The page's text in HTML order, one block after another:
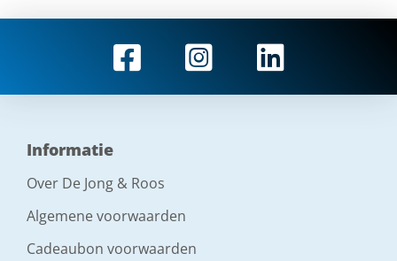
Informatie
Over De Jong & Roos
Algemene voorwaarden
Cadeaubon voorwaarden